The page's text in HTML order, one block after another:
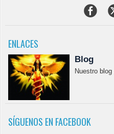
ENLACES
Blog
Nuestro
SÍGUENOS EN FACEBOOK